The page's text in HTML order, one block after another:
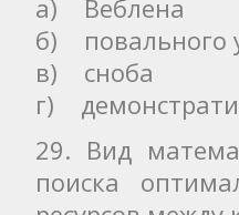
а) Веблена
б) повального
в) сноба
г)
29. Вид
поиска